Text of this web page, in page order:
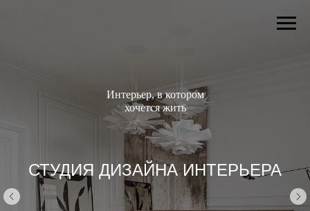
Интерьер, в котором
хочется жить
СТУДИЯ ДИЗАЙНА ИНТЕРЬЕРА